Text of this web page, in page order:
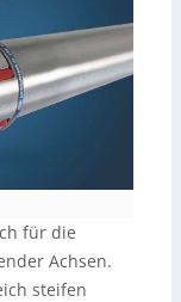
für die
Achsen.
steifen